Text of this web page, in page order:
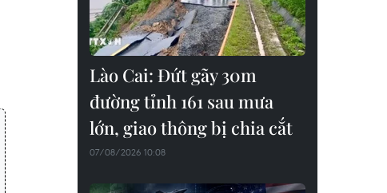
Lào Cai: Đứt gãy 30m
đường tỉnh 161 sau mưa
lớn, giao thông bị chia cắt
07/08/2026 10:08